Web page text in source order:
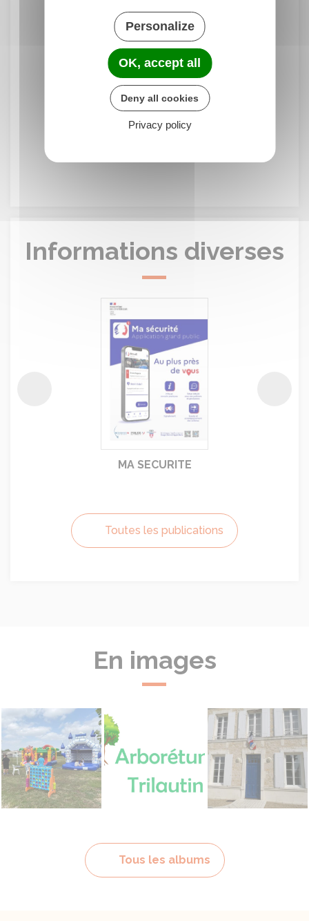
Humidité :34%Vent :5 km/h
Qualité de l'air :Très bonne
Informations diverses
MA SECURITE
Toutes les publications
En images
Tous les albums
Personalize
OK, accept all
Deny all cookies
Privacy policy